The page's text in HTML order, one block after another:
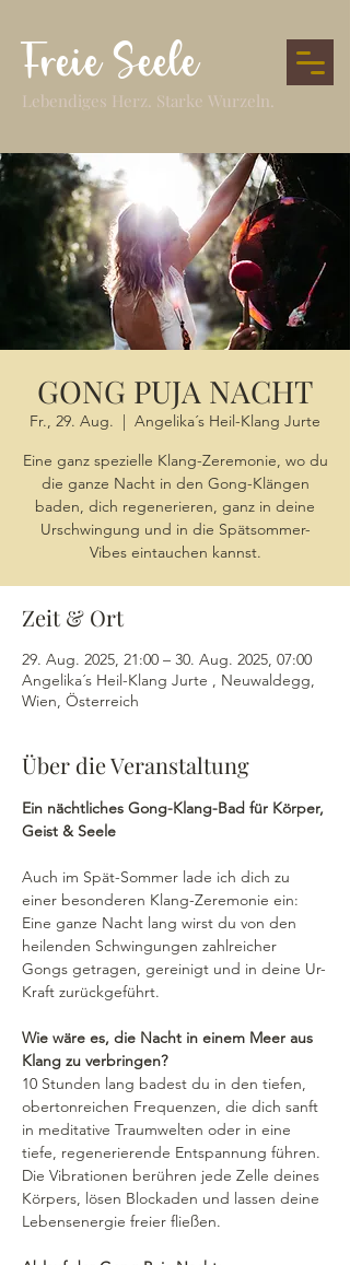
Freie Seele
Lebendiges Herz. Starke Wurzeln.
GONG PUJA NACHT
Fr., 29. Aug.
  |
Angelika´s Heil-Klang Jurte
Eine ganz spezielle Klang-Zeremonie, wo du
die ganze Nacht in den Gong-Klängen
baden, dich regenerieren, ganz in deine
Urschwingung und in die Spätsommer-
Vibes eintauchen kannst.
Zeit & Ort
29. Aug. 2025, 21:00 – 30. Aug. 2025, 07:00
Angelika´s Heil-Klang Jurte , Neuwaldegg,
Wien, Österreich
Über die Veranstaltung
Ein nächtliches Gong-Klang-Bad für Körper,
Geist & Seele
Auch im Spät-Sommer lade ich dich zu
einer besonderen Klang-Zeremonie ein:
Eine ganze Nacht lang wirst du von den
heilenden Schwingungen zahlreicher
Gongs getragen, gereinigt und in deine Ur-
Kraft zurückgeführt.
Wie wäre es, die Nacht in einem Meer aus
Klang zu verbringen?
10 Stunden lang badest du in den tiefen,
obertonreichen Frequenzen, die dich sanft
in meditative Traumwelten oder in eine
tiefe, regenerierende Entspannung führen.
Die Vibrationen berühren jede Zelle deines
Körpers, lösen Blockaden und lassen deine
Lebensenergie freier fließen.